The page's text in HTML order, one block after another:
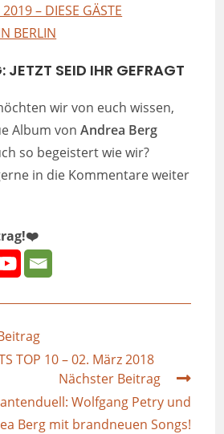
– DIESE GÄSTE
BERLIN
JETZT SEID IHR GEFRAGT
wir von euch wissen,
Album vonAndrea Berg
so begeistert wie wir?
in die Kommentare weiter
TOP 10 – 02. März 2018
Nächster Beitrag
Wolfgang Petry und
Berg mit brandneuen Songs!